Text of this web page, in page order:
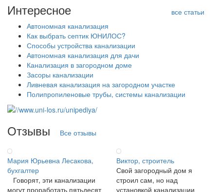
все статьи
Интересное
Автономная канализация
Как выбрать септик ЮНИЛОС?
Способы устройства канализации
Автономная канализация для дачи
Канализация в загородном доме
Засоры канализации
Ливневая канализация на загородном участке
Полипропиленовые трубы, системы канализации
Отзывы Все отзывы
Мария Юрьевна Лесакова,
бухгалтер
Говорят, эти канализации
могут проработать пятьдесят
Виктор, строитель
Свой загородный дом я
строил сам, но над
установкой канализации